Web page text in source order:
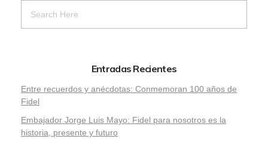
Entradas Recientes
Entre recuerdos y anécdotas: Conmemoran 100 años de
Fidel
Embajador Jorge Luis Mayo: Fidel para nosotros es la
historia, presente y futuro